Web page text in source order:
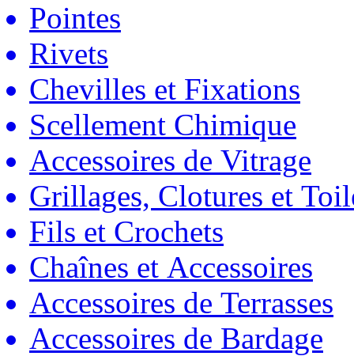
Pointes
Rivets
Chevilles et Fixations
Scellement Chimique
Accessoires de Vitrage
Grillages, Clotures et
Fils et Crochets
Chaînes et Accessoires
Accessoires de Terrasses
Accessoires de Bardage